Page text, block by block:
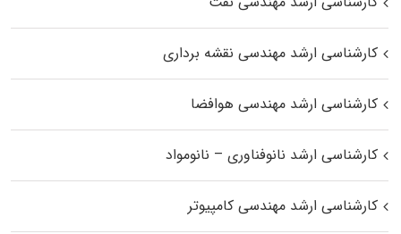
کارشناسی ارشد مهندسی نقشه برداری
کارشناسی ارشد مهندسی هوافضا
کارشناسی ارشد نانوفناوری – نانومواد
کارشناسی ارشد مهندسی کامپیوتر